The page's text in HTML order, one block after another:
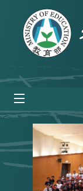
跳到主要內容區塊
:::